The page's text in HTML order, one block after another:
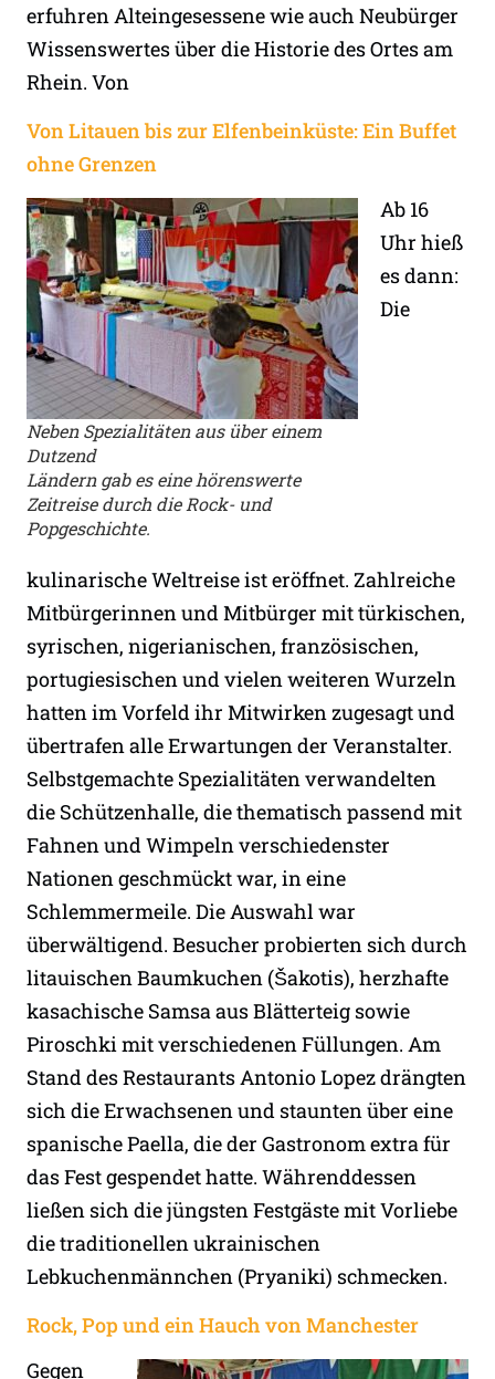
erfuhren Alteingesessene wie auch Neubürger
Wissenswertes über die Historie des Ortes am
Rhein. Von
Von Litauen bis zur Elfenbeinküste: Ein Buffet
ohne Grenzen
Neben Spezialitäten aus über einem
Dutzend
Ländern gab es eine hörenswerte
Zeitreise durch die Rock- und
Popgeschichte.
Ab 16
Uhr hieß
es dann:
Die
kulinarische Weltreise ist eröffnet. Zahlreiche
Mitbürgerinnen und Mitbürger mit türkischen,
syrischen, nigerianischen, französischen,
portugiesischen und vielen weiteren Wurzeln
hatten im Vorfeld ihr Mitwirken zugesagt und
übertrafen alle Erwartungen der Veranstalter.
Selbstgemachte Spezialitäten verwandelten
die Schützenhalle, die thematisch passend mit
Fahnen und Wimpeln verschiedenster
Nationen geschmückt war, in eine
Schlemmermeile. Die Auswahl war
überwältigend. Besucher probierten sich durch
litauischen Baumkuchen (Šakotis), herzhafte
kasachische Samsa aus Blätterteig sowie
Piroschki mit verschiedenen Füllungen. Am
Stand des Restaurants Antonio Lopez drängten
sich die Erwachsenen und staunten über eine
spanische Paella, die der Gastronom extra für
das Fest gespendet hatte. Währenddessen
ließen sich die jüngsten Festgäste mit Vorliebe
die traditionellen ukrainischen
Lebkuchenmännchen (Pryaniki) schmecken.
Rock, Pop und ein Hauch von Manchester
Gegen